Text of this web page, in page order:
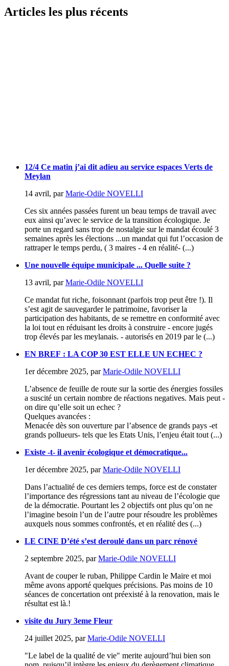
Articles les plus récents
12/4 Ce matin j’ai dit adieu au service espaces Verts de
Meylan
14 avril, parMarie-Odile NOVELLI
Ces six années passées furent un beau temps de travail avec
eux ainsi qu’avec le service de la transition écologique. Je
porte un regard sans trop de nostalgie sur le mandat écoulé 3
semaines après les élections ...un mandat qui fut l’occasion de
rattraper le temps perdu, ( 3 maires - 4 en réalité- (...)
Une nouvelle équipe municipale ... Quelle suite ?
13 avril, parMarie-Odile NOVELLI
Ce mandat fut riche, foisonnant (parfois trop peut être !). Il
s’est agit de sauvegarder le patrimoine, favoriser la
participation des habitants, de se remettre en conformité avec
la loi tout en réduisant les droits à construire - encore jugés
trop élevés par les meylanais. - autorisés en 2019 par le (...)
EN BREF : LA COP 30 EST ELLE UN ECHEC ?
1er décembre 2025, parMarie-Odile NOVELLI
L’absence de feuille de route sur la sortie des énergies fossiles
a suscité un certain nombre de réactions negatives. Mais peut -
on dire qu’elle soit un echec ?
Quelques avancées :
Menacée dès son ouverture par l’absence de grands pays -et
grands pollueurs- tels que les Etats Unis, l’enjeu était tout (...)
Existe -t- il avenir écologique et démocratique...
1er décembre 2025, parMarie-Odile NOVELLI
Dans l’actualité de ces derniers temps, force est de constater
l’importance des régressions tant au niveau de l’écologie que
de la démocratie. Pourtant les 2 objectifs ont plus qu’on ne
l’imagine besoin l’un de l’autre pour résoudre les problèmes
auxquels nous sommes confrontés, et en réalité des (...)
LE CINE D’été s’est deroulé dans un parc rénové
2 septembre 2025, parMarie-Odile NOVELLI
Avant de couper le ruban, Philippe Cardin le Maire et moi
même avons apporté quelques précisions. Pas moins de 10
séances de concertation ont préexisté à la renovation, mais le
résultat est là.!
visite du Jury 3eme Fleur
24 juillet 2025, parMarie-Odile NOVELLI
"Le label de la qualité de vie" merite aujourd’hui bien son